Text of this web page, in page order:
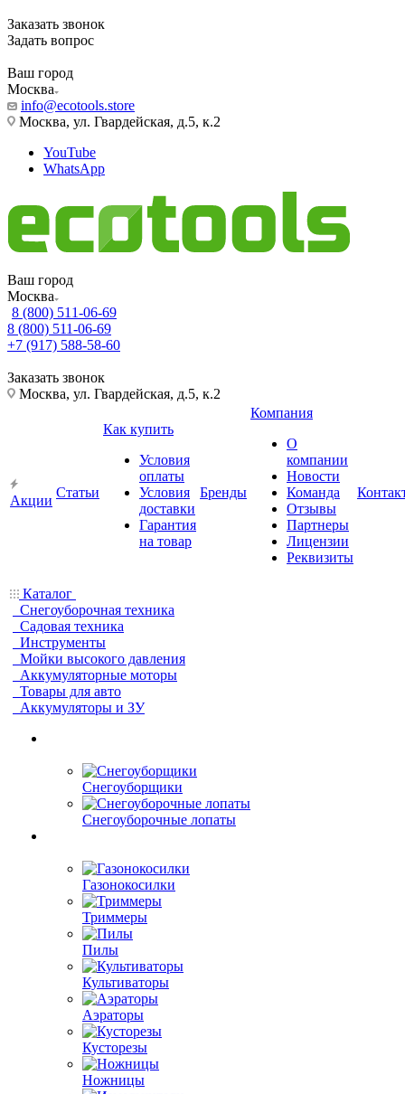
Заказать звонок
Задать вопрос
Ваш город
Москва
info@ecotools.store
Москва, ул. Гвардейская, д.5, к.2
YouTube
WhatsApp
Ваш город
Москва
8 (800) 511-06-69
8 (800) 511-06-69
+7 (917) 588-58-60
Заказать звонок
Москва, ул. Гвардейская, д.5, к.2
Акции
Статьи
Как купить
Условия
оплаты
Условия
доставки
Гарантия
на товар
Бренды
Компания
О
компании
Новости
Команда
Отзывы
Партнеры
Лицензии
Реквизиты
Каталог
Снегоуборочная техника
Садовая техника
Инструменты
Мойки высокого давления
Аккумуляторные моторы
Товары для авто
Аккумуляторы и ЗУ
Снегоуборщики
Снегоуборочные лопаты
Газонокосилки
Триммеры
Пилы
Культиваторы
Аэраторы
Кусторезы
Ножницы